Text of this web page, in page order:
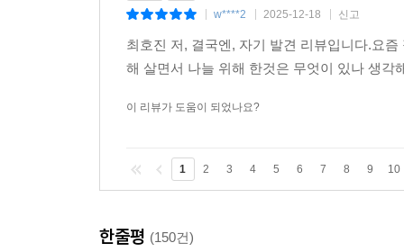
w****2 2025-12-18 신고
최호진 저, 결국엔, 자기 발견 리뷰입니다.요
해 살면서 나늘 위해 한것은 무엇이 있나 생
이 리뷰가 도움이 되었나요?
1 2 3 4 5 6 7 8 9 10
한줄평 (150건)